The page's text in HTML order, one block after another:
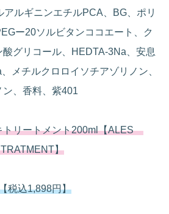
ルギニンエチルPCA、BG、ポリ
ー20ソルビタンココエート、ク
グリコール、HEDTA-3Na、安息
メチルクロロイソチアゾリノン、
ン、香料、紫401
トリートメント200ml【ALES
】
税込1,898円】